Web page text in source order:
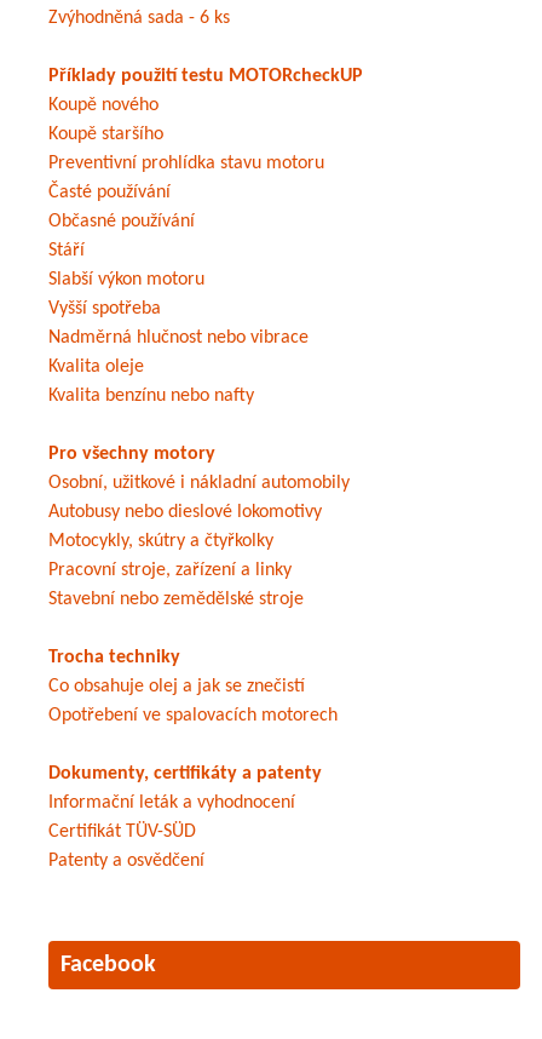
Zvýhodněná sada - 6 ks
Příklady použití testu MOTORcheckUP
Koupě nového
Koupě staršího
Preventivní prohlídka stavu motoru
Časté používání
Občasné používání
Stáří
Slabší výkon motoru
Vyšší spotřeba
Nadměrná hlučnost nebo vibrace
Kvalita oleje
Kvalita benzínu nebo nafty
Pro všechny motory
Osobní, užitkové i nákladní automobily
Autobusy nebo dieslové lokomotivy
Motocykly, skútry a čtyřkolky
Pracovní stroje, zařízení a linky
Stavební nebo zemědělské stroje
Trocha techniky
Co obsahuje olej a jak se znečistí
Opotřebení ve spalovacích motorech
Dokumenty, certifikáty a patenty
Informační leták a vyhodnocení
Certifikát TÜV-SÜD
Patenty a osvědčení
Facebook